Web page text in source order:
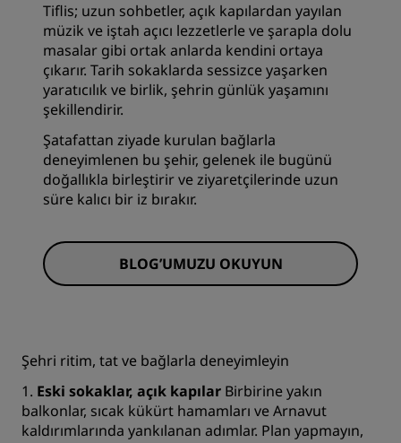
Tiflis; uzun sohbetler, açık kapılardan yayılan
müzik ve iştah açıcı lezzetlerle ve şarapla dolu
masalar gibi ortak anlarda kendini ortaya
çıkarır. Tarih sokaklarda sessizce yaşarken
yaratıcılık ve birlik, şehrin günlük yaşamını
şekillendirir.
Şatafattan ziyade kurulan bağlarla
deneyimlenen bu şehir, gelenek ile bugünü
doğallıkla birleştirir ve ziyaretçilerinde uzun
süre kalıcı bir iz bırakır.
BLOG’UMUZU OKUYUN
Şehri ritim, tat ve bağlarla deneyimleyin
1. Eski sokaklar, açık kapılar Birbirine yakın
balkonlar, sıcak kükürt hamamları ve Arnavut
kaldırımlarında yankılanan adımlar. Plan yapmayın,